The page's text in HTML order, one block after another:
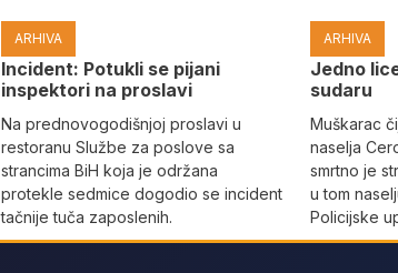
ARHIVA
Incident: Potukli se pijani
inspektori na proslavi
Na prednovogodišnjoj proslavi u
restoranu Službe za poslove sa
strancima BiH koja je održana
protekle sedmice dogodio se incident
tačnije tuča zaposlenih.
ARHIVA
Јedno
sudaru
Muškarac
naselja
smrtno je
u tom
Policijske